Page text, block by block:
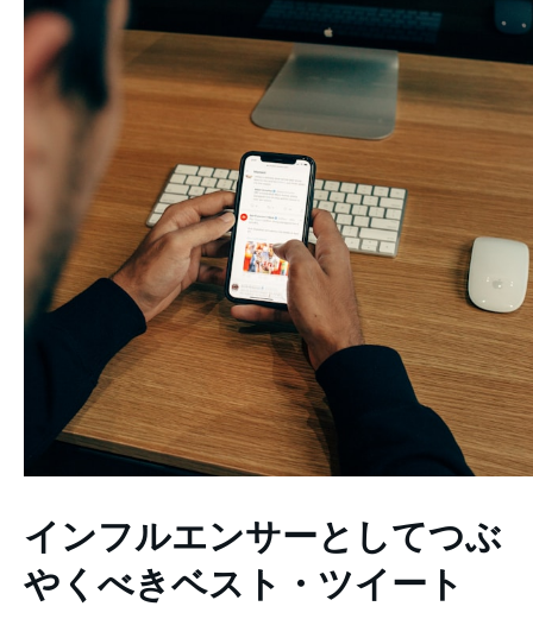
インフルエンサーとしてつぶ
やくべきベスト・ツイート